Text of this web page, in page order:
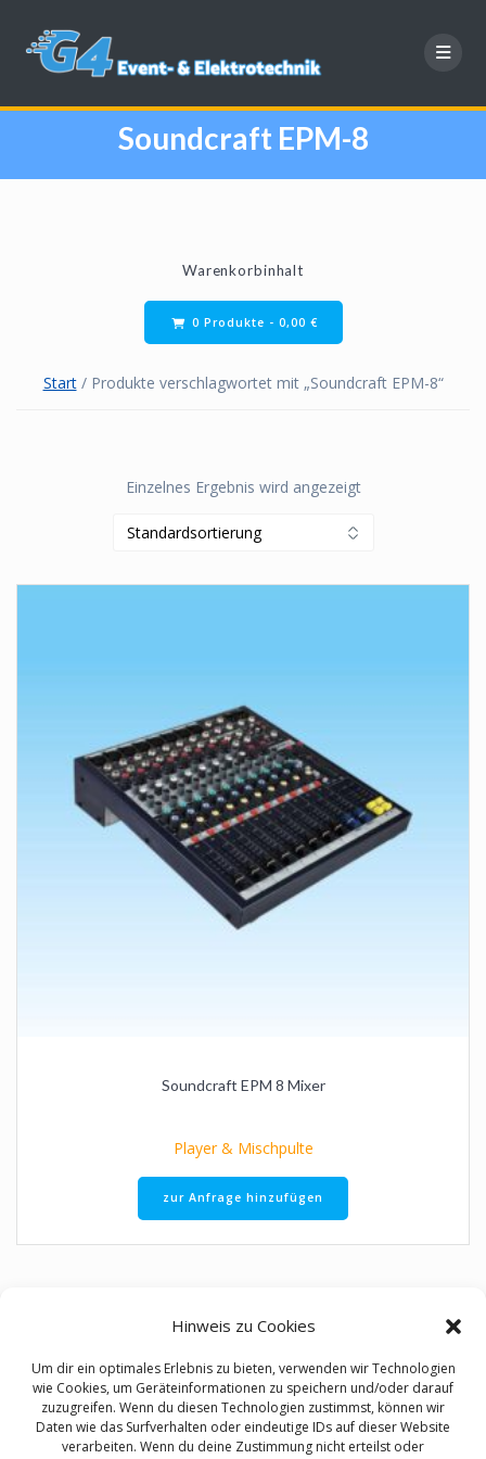
Hinweis zu Cookies
Um dir ein optimales Erlebnis zu bieten, verwenden wir Technologien
wie Cookies, um Geräteinformationen zu speichern und/oder darauf
zuzugreifen. Wenn du diesen Technologien zustimmst, können wir
Daten wie das Surfverhalten oder eindeutige IDs auf dieser Website
verarbeiten. Wenn du deine Zustimmung nicht erteilst oder
springen
Soundcraft EPM-8
Warenkorbinhalt
0 Produkte - 0,00 €
Start/ Produkte verschlagwortet mit „Soundcraft EPM-8“
Einzelnes Ergebnis wird angezeigt
Soundcraft EPM 8 Mixer
Player & Mischpulte
zur Anfrage hinzufügen